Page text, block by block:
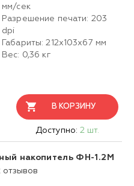
мм/сек
Разрешение печати: 203
dpi
Габариты: 212х103х67 мм
Вес: 0,36 кг
В КОРЗИНУ
Доступно: 2 шт.
накопитель ФН-1.2М
отзывов